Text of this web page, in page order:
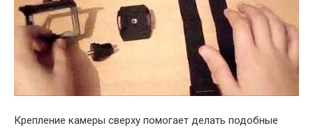
Крепление камеры сверху помогает делать подобные